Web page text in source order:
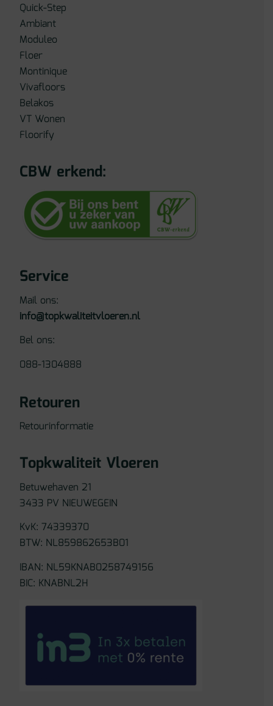
Quick-Step
Ambiant
Moduleo
Floer
Montinique
Vivafloors
Belakos
VT Wonen
Floorify
CBW erkend:
Service
Mail ons:
info@topkwaliteitvloeren.nl
Bel ons:
088-1304888
Retouren
Retourinformatie
Topkwaliteit Vloeren
Betuwehaven 21
3433 PV NIEUWEGEIN
KvK: 74339370
BTW: NL859862653B01
IBAN: NL59KNAB0258749156
BIC: KNABNL2H